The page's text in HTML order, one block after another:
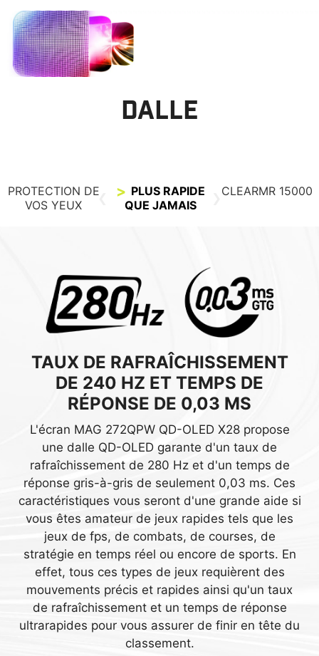
DALLE
PROTECTION DE
VOS YEUX
PLUS RAPIDE
QUE JAMAIS
CLEARMR 15000
TAUX DE RAFRAÎCHISSEMENT
DE 240 HZ ET TEMPS DE
RÉPONSE DE 0,03 MS
L'écran MAG 272QPW QD-OLED X28 propose
une dalle QD-OLED garante d'un taux de
rafraîchissement de 280 Hz et d'un temps de
réponse gris-à-gris de seulement 0,03 ms. Ces
caractéristiques vous seront d'une grande aide si
vous êtes amateur de jeux rapides tels que les
jeux de fps, de combats, de courses, de
stratégie en temps réel ou encore de sports. En
effet, tous ces types de jeux requièrent des
mouvements précis et rapides ainsi qu'un taux
de rafraîchissement et un temps de réponse
ultrarapides pour vous assurer de finir en tête du
classement.
CLEARMR 15000
La certification ClearMR, définie par l'organisme
VESA, est une nouvelle certification concernant
les performances en termes de netteté des
images en mouvement. Cet écran gaming a
passé avec brio les tests exigeants et a reçu la
certification ClearMR 15000. La plage CMR
représente des niveaux de performances de flou
basés sur le rapport entre les pixels clairs et les
pixels flous.
UN NOIR INTENSE
Contrairement aux dalles LCD standards, la dalle
QD-OLED peut contrôler chaque pixel de manière
indépendante et ainsi offrir des teintes de noires
plus intenses sans phénomène de backlight
bleeding, un problème qui arrive souvent sur les
UN JEU EXTRÊMEMENT FLUIDE
Cet écran gaming MSI intègre la technologie
Adaptive Sync qui assure des images
parfaitement fluides pendant votre jeu. La
technologie Adaptive Sync synchronise le taux
de rafraîchissement du moniteur avec celui de la
carte graphique afin d'éliminer les déchirures ou
les saccades à l'écran. Adaptive Sync assure des
images fluides et sans ralentissement pour vous
garantir de profiter de votre jeu comme il se doit.
MOINS DE LUMIÈRE
BLEUE
TECHNOLOGIE
ANTIREFLET
LUMIÈRE BLEUE
DALLE STANDARD
RÉDUCTION DE LA LUMIÈRE
BLEUE
ÉCRAN
STANDARD
ÉCRAN QD-OLED
ANTIREFLET
JOUEZ SANS ÊTRE DISTRAIT
La dalle de l'écran MAG 272QPW QD-OLED X28
propose un revêtement unique qui réduit
efficacement les reflets afin de réduire les
distractions qui pourraient vous déconcentrer
pendant votre jeu. Cette protection assure
également une bonne reproduction des couleurs